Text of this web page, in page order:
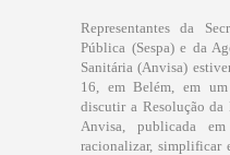
Representantes da
Pública (Sespa) e da
Sanitária (Anvisa)
16, em Belém, em
discutir a Resolução da
Anvisa, publicada
racionalizar, simplificar